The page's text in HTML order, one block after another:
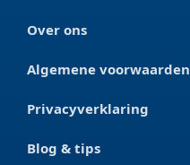
Over ons
Algemene voorwaarden
Privacyverklaring
Blog & tips